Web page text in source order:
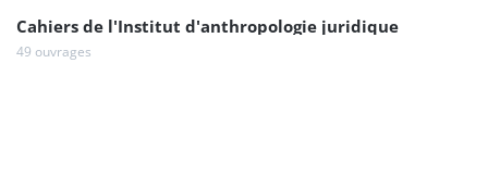
Cahiers de l'Institut d'anthropologie juridique
49 ouvrages